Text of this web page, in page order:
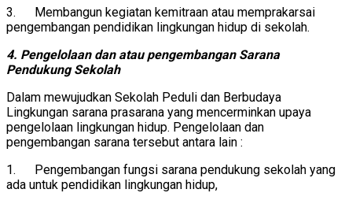
3. Membangun kegiatan kemitraan atau memprakarsai
pengembangan pendidikan lingkungan hidup di sekolah.
4. Pengelolaan dan atau pengembangan Sarana
Pendukung Sekolah
Dalam mewujudkan Sekolah Peduli dan Berbudaya
Lingkungan sarana prasarana yang mencerminkan upaya
pengelolaan lingkungan hidup. Pengelolaan dan
pengembangan sarana tersebut antara lain :
1. Pengembangan fungsi sarana pendukung sekolah yang
ada untuk pendidikan lingkungan hidup,